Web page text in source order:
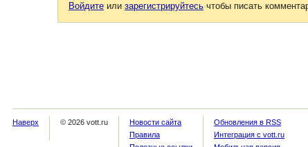
Войдите или зарегистрируйтесь чтобы писать
Наверх © 2026 vott.ru
Новости сайта
Правила
Обновления в RSS
Интеграция с vott.ru